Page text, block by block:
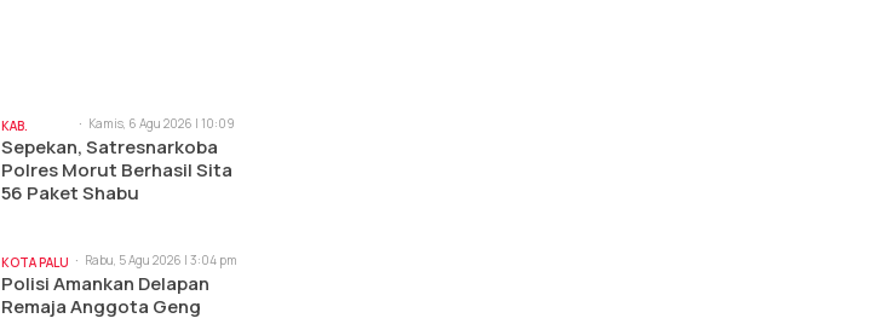
KAB.
MORUT
Kamis, 6 Agu 2026 | 10:09
am
Sepekan, Satresnarkoba
Polres Morut Berhasil Sita
56 Paket Shabu
KOTA PALU Rabu, 5 Agu 2026 | 3:04 pm
Polisi Amankan Delapan
Remaja Anggota Geng